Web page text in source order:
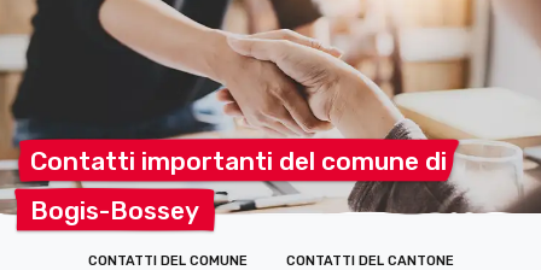
Contatti importanti del comune di
Bogis-Bossey
CONTATTI DEL COMUNE CONTATTI DEL CANTONE